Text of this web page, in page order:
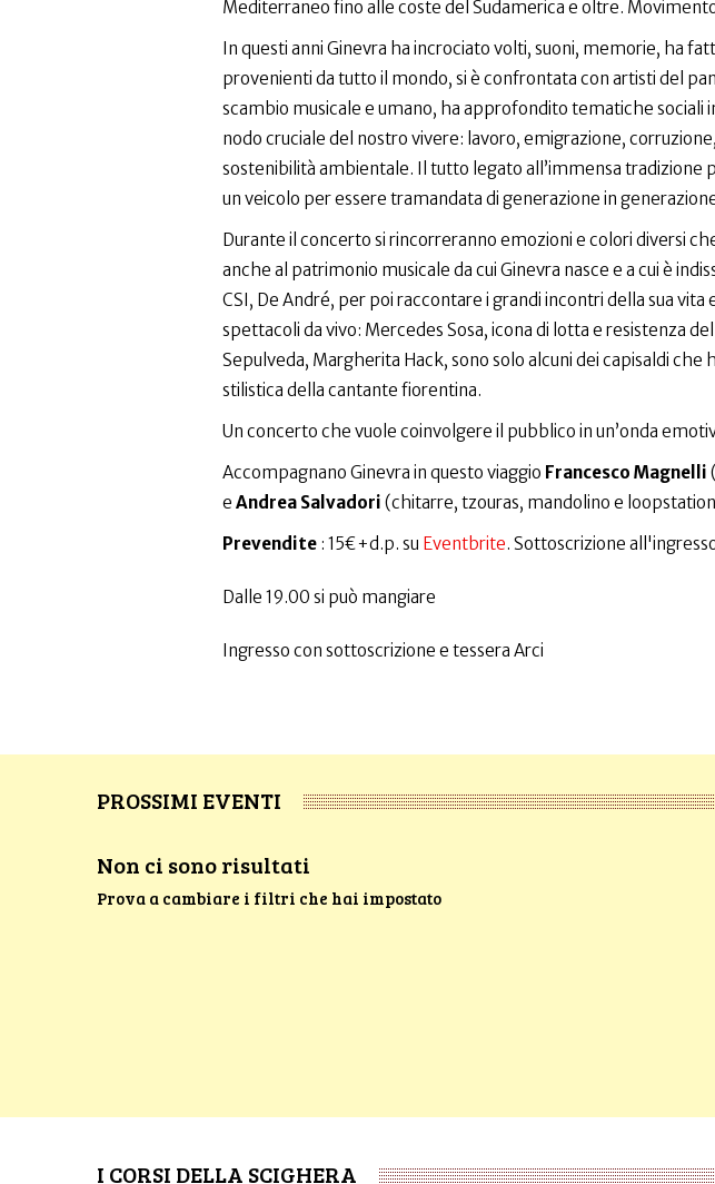
Mediterraneo fino alle coste del Sudamerica e oltre.
In questi anni Ginevra ha incrociato volti, suoni, memorie, ha
provenienti da tutto il mondo, si è confrontata con artisti del
scambio musicale e umano, ha approfondito tematiche sociali
nodo cruciale del nostro vivere: lavoro, emigrazione,
sostenibilità ambientale. Il tutto legato all’immensa tradizione
un veicolo per essere tramandata di generazione in
Durante il concerto si rincorreranno emozioni e colori diversi
anche al patrimonio musicale da cui Ginevra nasce e a cui è
CSI, De André, per poi raccontare i grandi incontri della sua vita
spettacoli da vivo: Mercedes Sosa, icona di lotta e resistenza
Sepulveda, Margherita Hack, sono solo alcuni dei capisaldi
stilistica della cantante fiorentina.
Un concerto che vuole coinvolgere il pubblico in un’onda
Accompagnano Ginevra in questo viaggio Francesco Magnelli
e Andrea Salvadori (chitarre, tzouras, mandolino e
Prevendite : 15€+d.p. su Eventbrite. Sottoscrizione
Dalle 19.00 si può mangiare
Ingresso con sottoscrizione e tessera Arci
PROSSIMI EVENTI
Non ci sono risultati
Prova a cambiare i filtri che hai impostato
I CORSI DELLA SCIGHERA